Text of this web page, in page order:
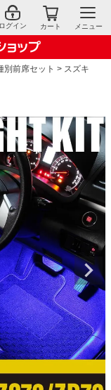
ログイン カート メニュー
別前席セット
スズキ